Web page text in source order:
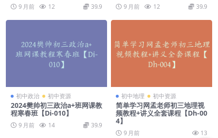
9 月前 12 39.9 9 月前 12 39.9
初中政治 初中资源
2024樊帅初三政治a+班网课教
程寒春班【Di-010】
9 月前 14 39.9
初中地理 初中资源
简单学习网孟老师初三地理视
频教程+讲义全套课程【Dh-00
4】
9 月前 13